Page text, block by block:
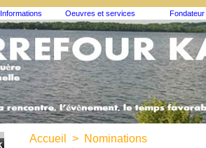
Informations Oeuvres et services Fondateur
Accueil > Nominations